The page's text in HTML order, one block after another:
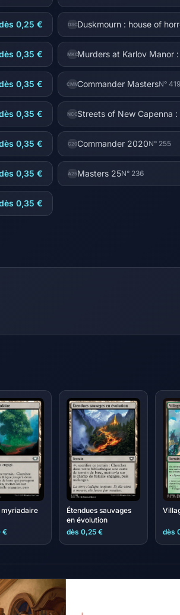
0,25 € DSCDuskmourn : house of
0,35 € MKCMurders at Karlov Manor
0,35 € CMMCommander MastersN° 419
0,35 € NCCStreets of New Capenna :
0,35 € C20Commander 2020N° 255
0,35 € A25Masters 25N° 236
0,35 €
myriadaire
€
Étendues sauvages
en évolution
dès 0,25 €
dès